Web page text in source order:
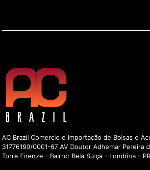
AC Brazil Comercio e Importação de Bolsas e
31776190/0001-67 AV Doutor Adhemar Pereira
Torre Firenze - Bairro: Bela Suiça - Londrina -